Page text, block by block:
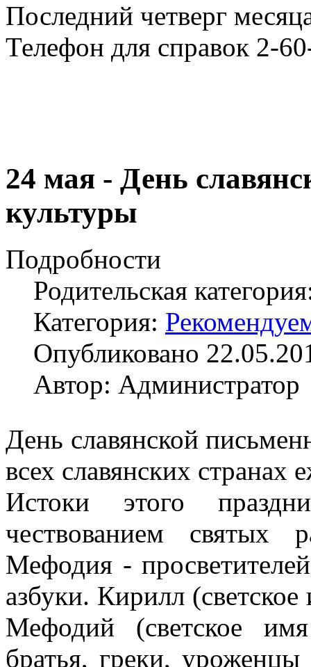
Последний четверг
Телефон для справок 2-
24 мая - День
культуры
Подробности
Родительская
Категория:
Опубликовано
Автор: Администратор
День славянской
всех славянских странах
Истоки этого
чествованием святых
Мефодия - просветителей
азбуки. Кирилл
Мефодий (светское
братья, греки,